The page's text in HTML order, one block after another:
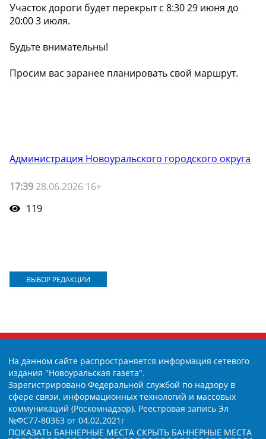
Участок дороги будет перекрыт с 8:30 29 июня до
20:00 3 июля.
Будьте внимательны!
Просим вас заранее планировать свой маршрут.
Администрация Новоуральского городского округа
17:39 28.06.2026 16+
119
ВЫБОР РЕДАКЦИИ
На данном сайте распространяется информация сетевого
издания "Новоуральская газета".
Зарегистрировано Федеральной службой по надзору в
сфере связи, информационных технологий и массовых
коммуникаций (Роскомнадзор). Реестровая запись Эл
№ФС77-80363 от 04.02.2021г
ПОКАЗАТЬ БАННЕРНЫЕ МЕСТА СКРЫТЬ БАННЕРНЫЕ МЕСТА